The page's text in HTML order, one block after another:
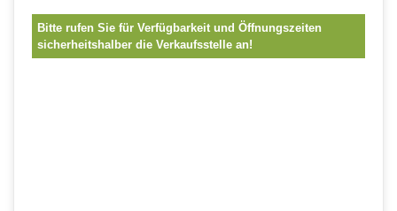
Bitte rufen Sie für Verfügbarkeit und Öffnungszeiten
sicherheitshalber die Verkaufsstelle an!